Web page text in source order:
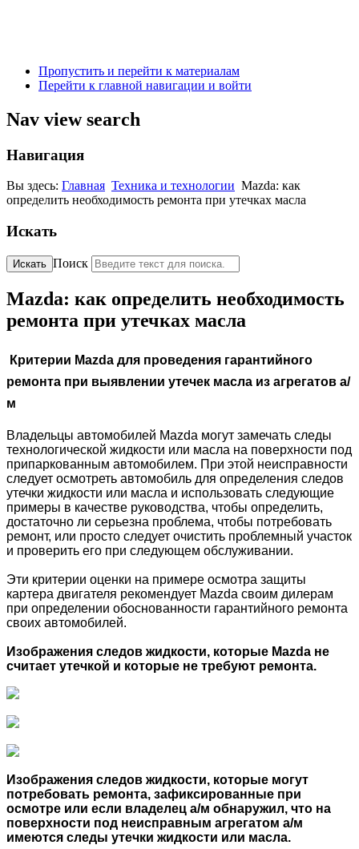
Пропустить и перейти к материалам
Перейти к главной навигации и войти
Nav view search
Навигация
Вы здесь: Главная Техника и технологии Mazda: как
определить необходимость ремонта при утечках масла
Искать
Искать Поиск
Mazda: как определить необходимость
ремонта при утечках масла
Критерии Mazda для проведения гарантийного
ремонта при выявлении утечек масла из агрегатов а/
м
Владельцы автомобилей Mazda могут замечать следы
технологической жидкости или масла на поверхности под
припаркованным автомобилем. При этой неисправности
следует осмотреть автомобиль для определения следов
утечки жидкости или масла и использовать следующие
примеры в качестве руководства, чтобы определить,
достаточно ли серьезна проблема, чтобы потребовать
ремонт, или просто следует очистить проблемный участок
и проверить его при следующем обслуживании.
Эти критерии оценки на примере осмотра защиты
картера двигателя рекомендует Mazda своим дилерам
при определении обоснованности гарантийного ремонта
своих автомобилей.
Изображения следов жидкости, которые Mazda не
считает утечкой и которые не требуют ремонта.
Изображения следов жидкости, которые могут
потребовать ремонта, зафиксированные при
осмотре или если владелец а/м обнаружил, что на
поверхности под неисправным агрегатом а/м
имеются следы утечки жидкости или масла.